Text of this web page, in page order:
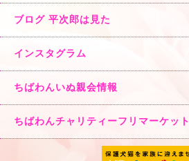
ブログ 平次郎は見た
インスタグラム
ちばわんいぬ親会情報
ちばわんチャリティーフリマーケット